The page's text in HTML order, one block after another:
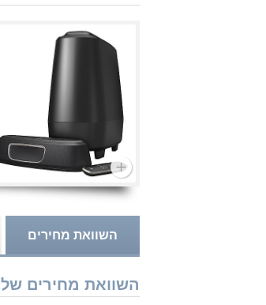
השוואת מחירים
השוואת מחירים של Polk Audio MagniFi Mini נמכר ב 2 חנויות